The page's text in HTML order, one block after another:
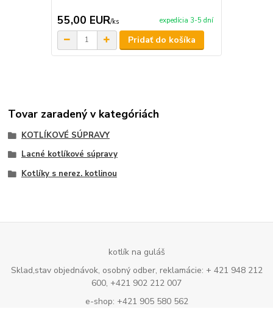
55,00 EUR/ks expedícia 3-5 dní
Pridať do košíka
Tovar zaradený v kategóriách
KOTLÍKOVÉ SÚPRAVY
Lacné kotlíkové súpravy
Kotlíky s nerez. kotlinou
kotlík na guláš
Sklad,stav objednávok, osobný odber, reklamácie: + 421 948 212
600, +421 902 212 007
e-shop: +421 905 580 562